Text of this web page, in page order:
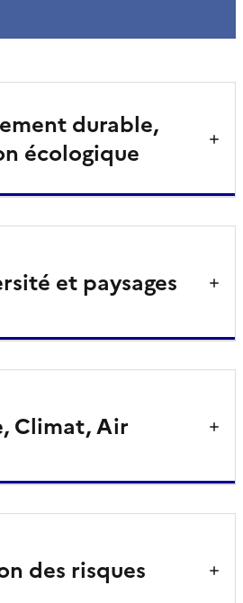
durable,
écologique
et paysages
Climat, Air
des risques